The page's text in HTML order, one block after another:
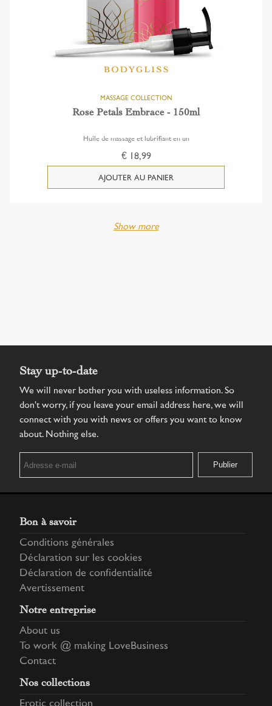
Rose Petals Embrace - 150ml
Huile de massage et lubrifiant en un
€ 18,99
Show more
Stay up-to-date
We will never bother you with useless information. So
don't worry, if you leave your email address here, we will
connect with you with news or offers you want to know
about. Nothing else.
Bon à savoir
Conditions générales
Déclaration sur les cookies
Déclaration de confidentialité
Avertissement
Notre entreprise
About us
To work @ making LoveBusiness
Contact
Nos collections